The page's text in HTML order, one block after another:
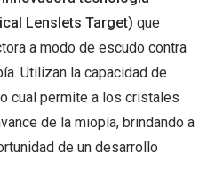
Lenslets Target) que
a modo de escudo contra
Utilizan la capacidad de
cual permite a los cristales
de la miopía, brindando a
de un desarrollo